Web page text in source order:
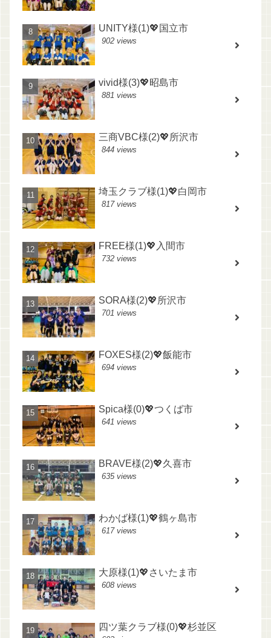
UNITY様(1)💖国立市
902 views
vivid様(3)💖昭島市
881 views
三商VBC様(2)💖所沢市
844 views
埼玉クラブ様(1)💖白岡市
817 views
FREE様(1)💖入間市
732 views
SORA様(2)💖所沢市
701 views
FOXES様(2)💖飯能市
694 views
Spica様(0)💖つくば市
641 views
BRAVE様(2)💖久喜市
635 views
わかば様(1)💖鶴ヶ島市
617 views
大原様(1)💖さいたま市
608 views
四ツ葉クラブ様(0)💖杉並区